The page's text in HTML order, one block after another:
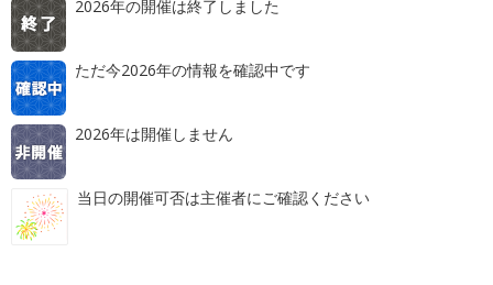
2026年の開催は終了しました
ただ今2026年の情報を確認中です
2026年は開催しません
当日の開催可否は主催者にご確認ください